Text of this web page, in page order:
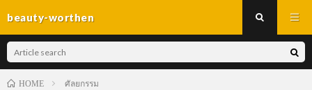
beauty-worthen
HOME ศัลยกรรม